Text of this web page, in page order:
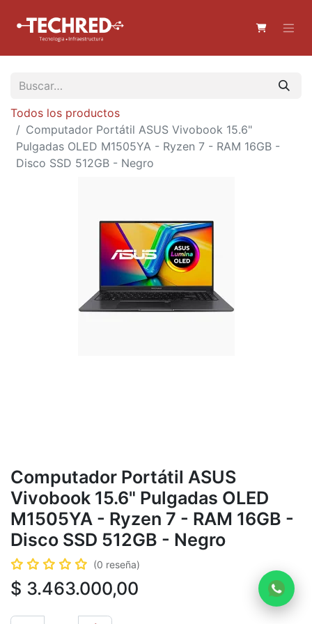
Todos los productos
Computador Portátil ASUS Vivobook 15.6"
Pulgadas OLED M1505YA - Ryzen 7 - RAM 16GB -
Disco SSD 512GB - Negro
Computador Portátil ASUS
Vivobook 15.6" Pulgadas OLED
M1505YA - Ryzen 7 - RAM 16GB -
Disco SSD 512GB - Negro
(0 reseña)
$ 3.463.000,00